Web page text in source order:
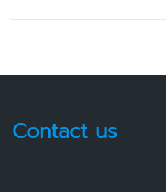
Contact us